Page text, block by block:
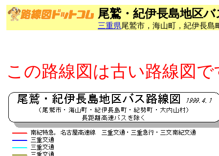
尾鷲・紀伊長島地区
三重県尾鷲市，海山町，紀伊長島
この路線図は古い路線図で